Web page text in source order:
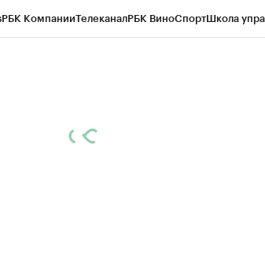
РБК КомпанииТелеканалРБК ВиноСпортШкола